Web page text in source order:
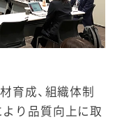
育成、組織体制
より品質向上に取